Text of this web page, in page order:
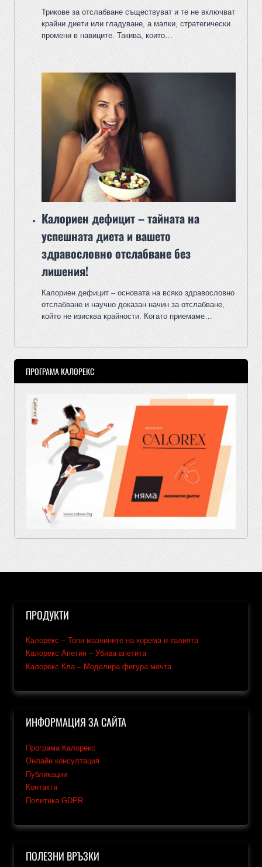
Трикове за отслабване съществуват и те не включват
крайни диети или гладуване, а малки, стратегически
промени в навиците. Такива, които…
Калориен дефицит – тайната на
успешната диета и вашето
здравословно отслабване без
лишения!
Калориен дефицит – основата на всяко здравословно
отслабване и научно доказан начин за отслабване,
който не изисква крайности. Когато приемаме…
ПРОГРАМА КАЛОРЕКС
ПРОДУКТИ
Калорекс – Топи мазнините на корема и талията
Калорекс Апетин – Убива апетита
Калорекс Кла – Моделира фигура мечта
ИНФОРМАЦИЯ ЗА САЙТА
Програма Калорекс
Онлайн консултация
Публикации
Контакти
Политика GDPR
ПОЛЕЗНИ ВРЪЗКИ